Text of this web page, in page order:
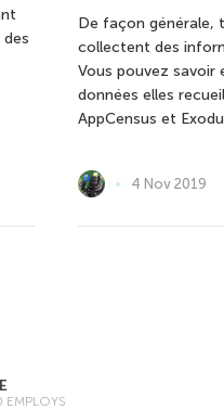
De façon générale,
collectent des
Vous pouvez savoir
données elles
AppCensus et
4 Nov 2019
EMPLOYS